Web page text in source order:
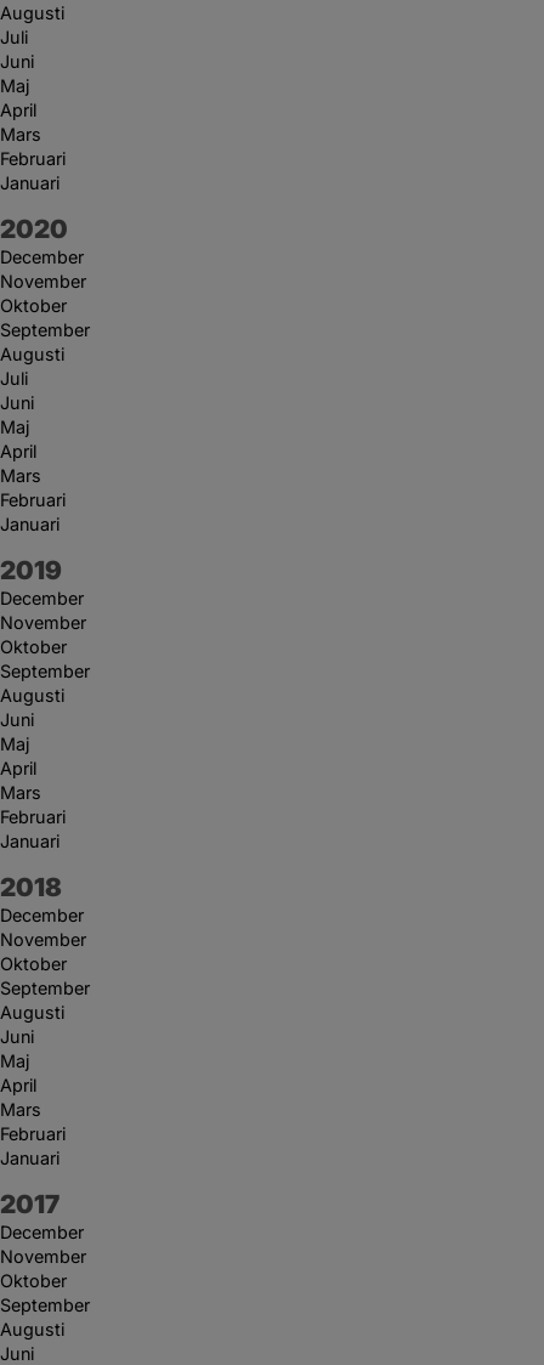
Augusti
Juli
Juni
Maj
April
Mars
Februari
Januari
År:
2020
December
November
Oktober
September
Augusti
Juli
Juni
Maj
April
Mars
Februari
Januari
År:
2019
December
November
Oktober
September
Augusti
Juni
Maj
April
Mars
Februari
Januari
År:
2018
December
November
Oktober
September
Augusti
Juni
Maj
April
Mars
Februari
Januari
År:
2017
December
November
Oktober
September
Augusti
Juni